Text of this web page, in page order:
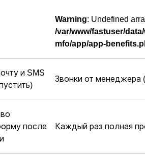
Warning: Undefined
/var/www/fastuser/
mfo/app/app-
и SMS
Звонки от менеджера
после
Каждый раз полная